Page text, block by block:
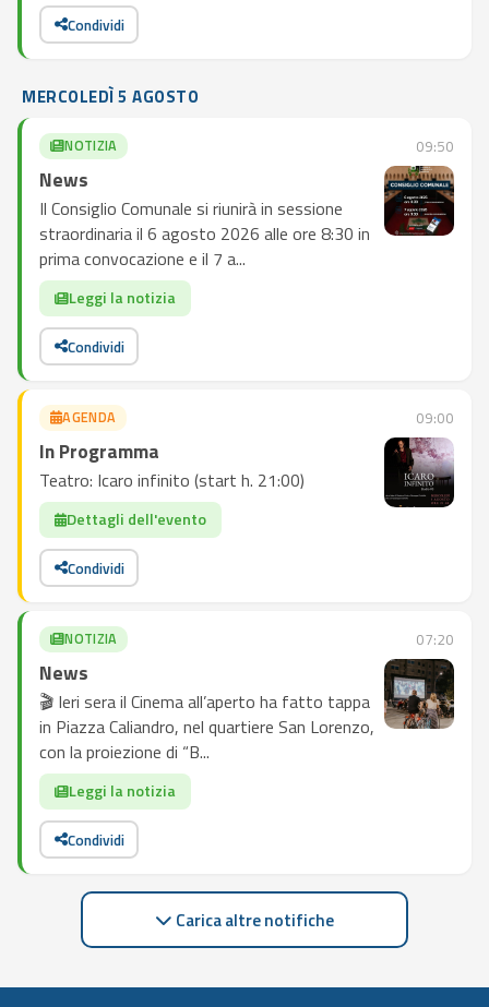
Condividi
MERCOLEDÌ 5 AGOSTO
NOTIZIA 09:50
News
Il Consiglio Comunale si riunirà in sessione
straordinaria il 6 agosto 2026 alle ore 8:30 in
prima convocazione e il 7 a...
Leggi la notizia
Condividi
AGENDA 09:00
In Programma
Teatro: Icaro infinito (start h. 21:00)
Dettagli dell'evento
Condividi
NOTIZIA 07:20
News
🎬 Ieri sera il Cinema all’aperto ha fatto tappa
in Piazza Caliandro, nel quartiere San Lorenzo,
con la proiezione di “B...
Leggi la notizia
Condividi
Carica altre notifiche